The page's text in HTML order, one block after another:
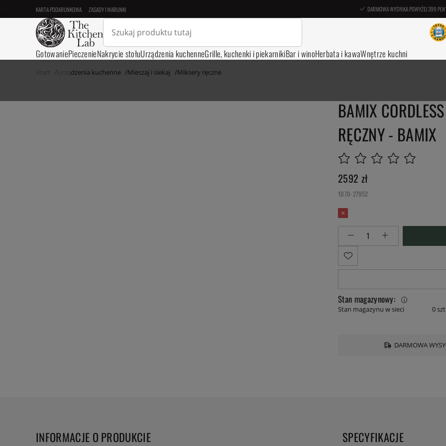
KARTA PODARUNKOWA ZASADY I WARUNKI DARMOWA WYSYŁKA POWYŻEJ 399
GotowaniePieczenieNakrycie stołuUrządzenia kuchenneGrille, kuchenki i piekarnikiBar i winoHerbata i kawaWnętrze kuchni
Start Urządzenia kuchenne Mieszaj i siekaj Miksery ręczne
BAMIX
RĘCZNY - BAMIX
2592 zł
1070-27952
Stan magazynowy:
Stan magazynu w sieci 0
DARMOWA
INFORMACJE O PRODUKCIE SPECYFIKACJE